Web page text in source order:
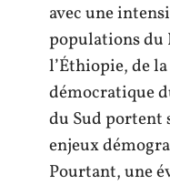
avec une
populations du
l’Éthiopie, de
démocratique
du Sud portent
enjeux
Pourtant, une